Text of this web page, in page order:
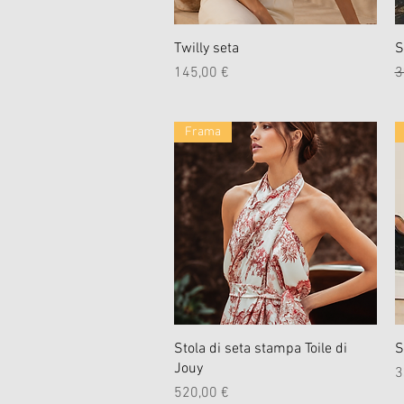
Schnellansicht
Twilly seta
Preis
145,00 €
Schnellansicht
Frama
Stola di seta stampa Toile di
Jouy
Preis
520,00 €